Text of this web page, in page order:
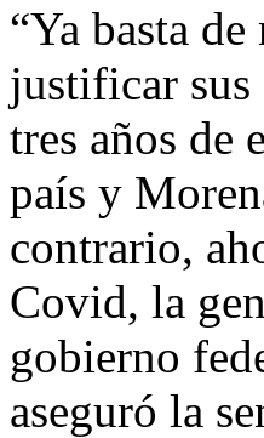
“Ya basta
justificar sus
tres años de
país y
contrario,
Covid, la
gobierno
aseguró la